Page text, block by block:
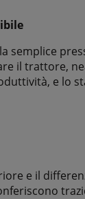
semplice
il trattore,
e lo
e il